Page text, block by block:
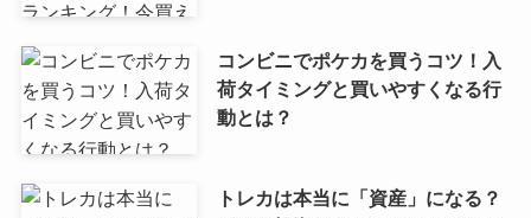
コンビニでポケカを買うコツ！入
荷タイミングと買いやすくなる行
動とは？
トレカは本当に「資産」になる？